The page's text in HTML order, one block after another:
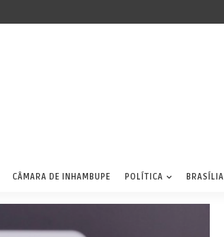
CÂMARA DE INHAMBUPE POLÍTICA BRASÍLIA